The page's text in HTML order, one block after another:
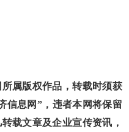
属版权作品，转载时须获
信息网”，违者本网将保留
载文章及企业宣传资讯，